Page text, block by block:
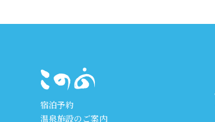
宿泊予約
温泉施設のご案内